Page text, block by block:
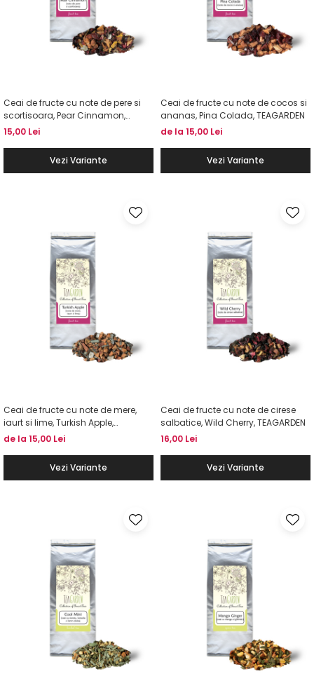
Ceai de fructe cu note de pere si
scortisoara, Pear Cinnamon,
TEAGARDEN
15,00 Lei
Vezi Variante
Ceai de fructe cu note de cocos si
ananas, Pina Colada, TEAGARDEN
de la 15,00 Lei
Vezi Variante
Ceai de fructe cu note de mere,
iaurt si lime, Turkish Apple,
TEAGARDEN
de la 15,00 Lei
Vezi Variante
Ceai de fructe cu note de cirese
salbatice, Wild Cherry, TEAGARDEN
16,00 Lei
Vezi Variante